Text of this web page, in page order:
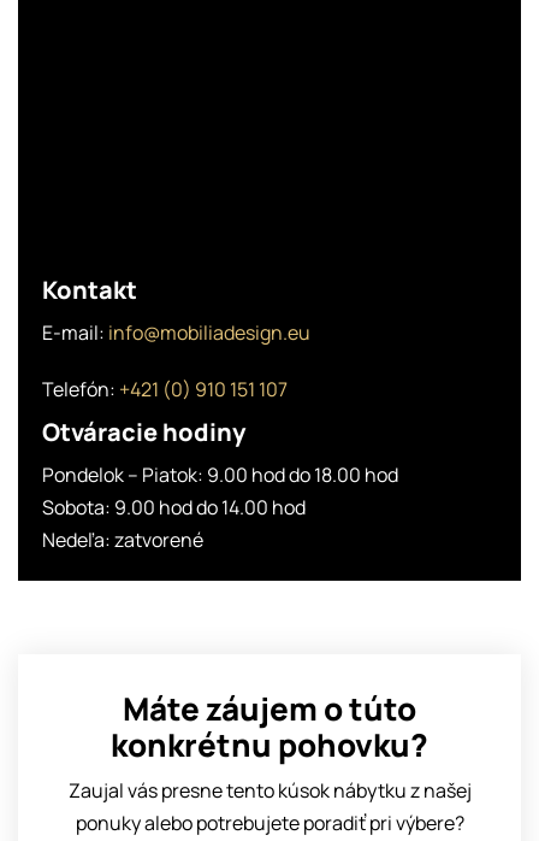
Kontakt
E-mail: info@mobiliadesign.eu
Telefón: +421 (0) 910 151 107
Otváracie hodiny
Pondelok – Piatok: 9.00 hod do 18.00 hod
Sobota: 9.00 hod do 14.00 hod
Nedeľa: zatvorené
Máte záujem o túto
konkrétnu pohovku?
Zaujal vás presne tento kúsok nábytku z našej
ponuky alebo potrebujete poradiť pri výbere?